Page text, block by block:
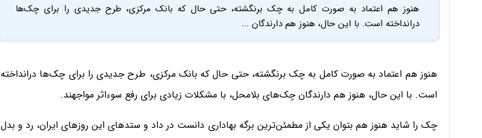
هنوز هم اعتماد به صورت کامل به چک برنگشته، حتی حال که بانک مرکزی، طرح جدیدی را برای چک‌ها
درانداخته است. با این حال، هنوز هم دارندگان ...
هنوز هم اعتماد به صورت کامل به چک برنگشته، حتی حال که بانک مرکزی، طرح جدیدی را برای چک‌ها درانداخته
است. با این حال، هنوز هم دارندگان چک‌های بلامحل، با مشکلات زیادی برای رفع سوءاثر مواجهند.
چک را شاید هنوز هم بتوان یکی از مطمئن‌ترین برگه بهاداری دانست در داد و ستدهای این روزهای ایران، رد و بدل